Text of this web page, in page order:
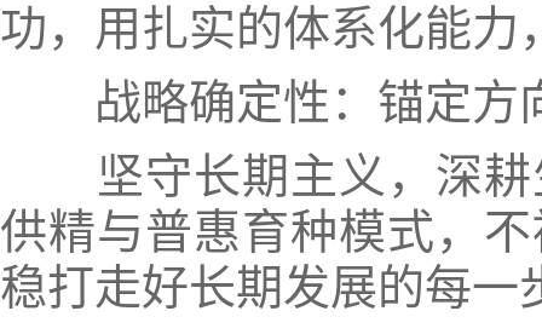
功，用扎实的体系化能力
战略确定性：锚定方
坚守长期主义，深耕
供精与普惠育种模式，
稳打走好长期发展的每一